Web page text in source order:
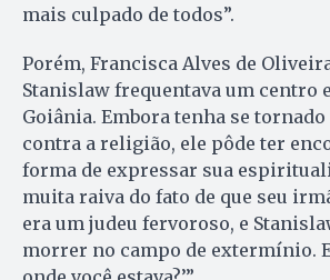
mais culpado de todos”.
Porém, Francisca Alves de
Stanislaw frequentava um centro
Goiânia. Embora tenha se
contra a religião, ele pôde ter
forma de expressar sua
muita raiva do fato de que seu
era um judeu fervoroso, e
morrer no campo de extermínio.